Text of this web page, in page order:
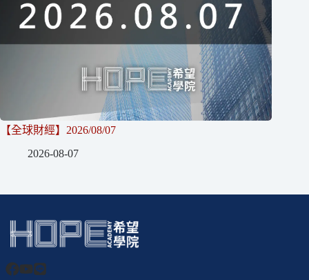
【全球財經】2026/08/07
2026-08-07